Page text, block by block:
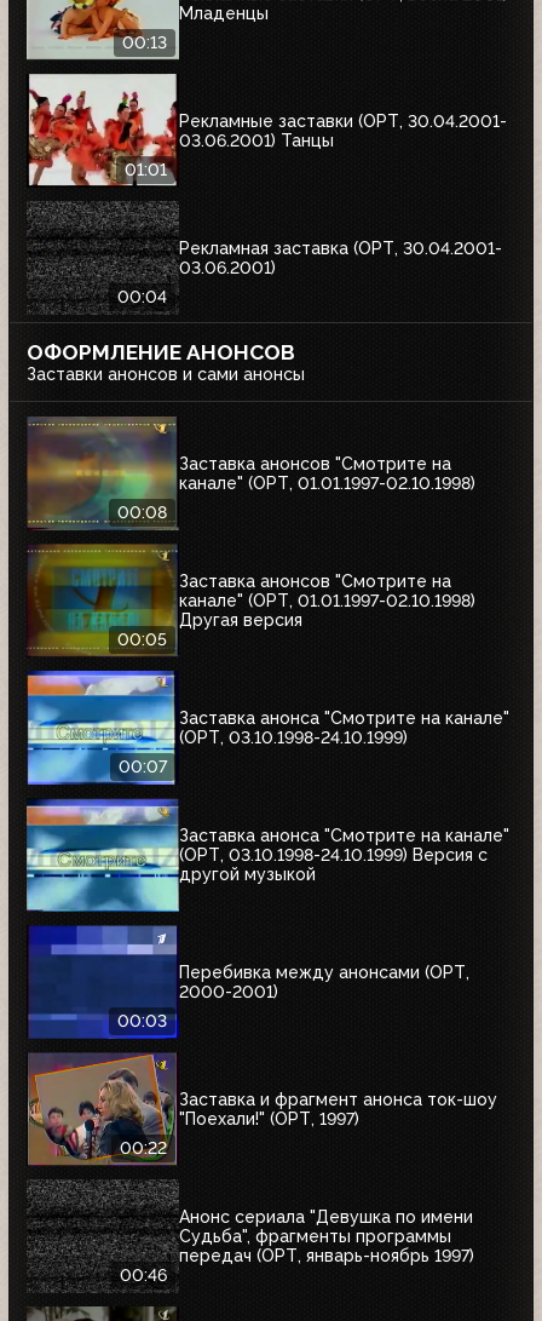
00:13
Младенцы
01:01
Рекламные заставки (ОРТ, 30.04.2001-
03.06.2001) Танцы
00:04
Рекламная заставка (ОРТ, 30.04.2001-
03.06.2001)
ОФОРМЛЕНИЕ АНОНСОВ
Заставки анонсов и сами анонсы
00:08
Заставка анонсов "Смотрите на
канале" (ОРТ, 01.01.1997-02.10.1998)
00:05
Заставка анонсов "Смотрите на
канале" (ОРТ, 01.01.1997-02.10.1998)
Другая версия
00:07
Заставка анонса "Смотрите на канале"
(ОРТ, 03.10.1998-24.10.1999)
Заставка анонса "Смотрите на канале"
(ОРТ, 03.10.1998-24.10.1999) Версия с
другой музыкой
00:03
Перебивка между анонсами (ОРТ,
2000-2001)
00:22
Заставка и фрагмент анонса ток-шоу
"Поехали!" (ОРТ, 1997)
00:46
Анонс сериала "Девушка по имени
Судьба", фрагменты программы
передач (ОРТ, январь-ноябрь 1997)